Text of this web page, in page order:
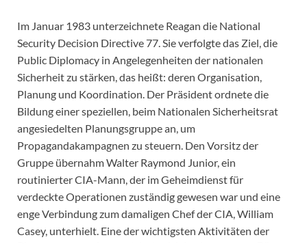
Im Januar 1983 unterzeichnete Reagan die National
Security Decision Directive 77. Sie verfolgte das Ziel, die
Public Diplomacy in Angelegenheiten der nationalen
Sicherheit zu stärken, das heißt: deren Organisation,
Planung und Koordination. Der Präsident ordnete die
Bildung einer speziellen, beim Nationalen Sicherheitsrat
angesiedelten Planungsgruppe an, um
Propagandakampagnen zu steuern. Den Vorsitz der
Gruppe übernahm Walter Raymond Junior, ein
routinierter CIA-Mann, der im Geheimdienst für
verdeckte Operationen zuständig gewesen war und eine
enge Verbindung zum damaligen Chef der CIA, William
Casey, unterhielt. Eine der wichtigsten Aktivitäten der